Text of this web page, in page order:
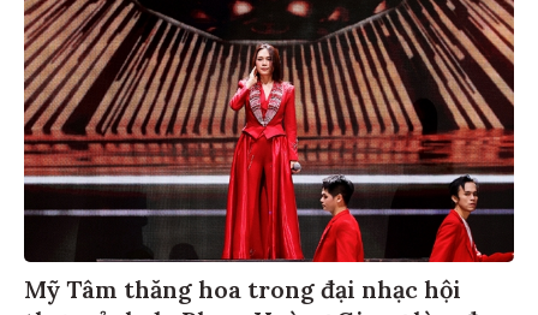
Mỹ Tâm thăng hoa trong đại nhạc hội